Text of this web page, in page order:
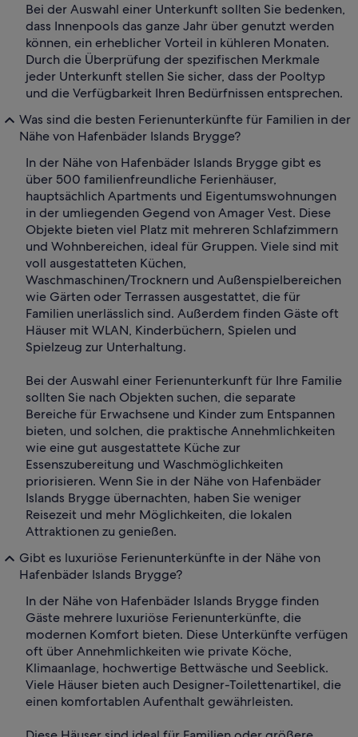
Bei der Auswahl einer Unterkunft sollten Sie bedenken,
dass Innenpools das ganze Jahr über genutzt werden
können, ein erheblicher Vorteil in kühleren Monaten.
Durch die Überprüfung der spezifischen Merkmale
jeder Unterkunft stellen Sie sicher, dass der Pooltyp
und die Verfügbarkeit Ihren Bedürfnissen entsprechen.
Was sind die besten Ferienunterkünfte für Familien in der
Nähe von Hafenbäder Islands Brygge?
In der Nähe von Hafenbäder Islands Brygge gibt es
über 500 familienfreundliche Ferienhäuser,
hauptsächlich Apartments und Eigentumswohnungen
in der umliegenden Gegend von Amager Vest. Diese
Objekte bieten viel Platz mit mehreren Schlafzimmern
und Wohnbereichen, ideal für Gruppen. Viele sind mit
voll ausgestatteten Küchen,
Waschmaschinen/Trocknern und Außenspielbereichen
wie Gärten oder Terrassen ausgestattet, die für
Familien unerlässlich sind. Außerdem finden Gäste oft
Häuser mit WLAN, Kinderbüchern, Spielen und
Spielzeug zur Unterhaltung.
Bei der Auswahl einer Ferienunterkunft für Ihre Familie
sollten Sie nach Objekten suchen, die separate
Bereiche für Erwachsene und Kinder zum Entspannen
bieten, und solchen, die praktische Annehmlichkeiten
wie eine gut ausgestattete Küche zur
Essenszubereitung und Waschmöglichkeiten
priorisieren. Wenn Sie in der Nähe von Hafenbäder
Islands Brygge übernachten, haben Sie weniger
Reisezeit und mehr Möglichkeiten, die lokalen
Attraktionen zu genießen.
Gibt es luxuriöse Ferienunterkünfte in der Nähe von
Hafenbäder Islands Brygge?
In der Nähe von Hafenbäder Islands Brygge finden
Gäste mehrere luxuriöse Ferienunterkünfte, die
modernen Komfort bieten. Diese Unterkünfte verfügen
oft über Annehmlichkeiten wie private Köche,
Klimaanlage, hochwertige Bettwäsche und Seeblick.
Viele Häuser bieten auch Designer-Toilettenartikel, die
einen komfortablen Aufenthalt gewährleisten.